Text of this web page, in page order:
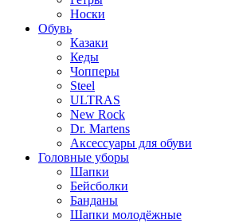
Носки
Обувь
Казаки
Кеды
Чопперы
Steel
ULTRAS
New Rock
Dr. Martens
Аксессуары для обуви
Головные уборы
Шапки
Бейсболки
Банданы
Шапки молодёжные